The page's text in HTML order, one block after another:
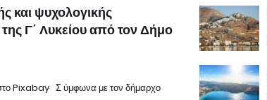
και ψυχολογικής
Γ΄ Λυκείου από τον Δήμο
Pixabay Σ ύμφωνα με τον δήμαρχο